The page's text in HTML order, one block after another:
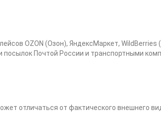
OZON (Озон), ЯндексМаркет, WildBerries
посылок Почтой России и транспортными
отличаться от фактического внешнего